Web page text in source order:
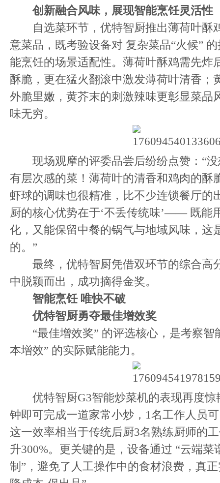
创新融合风味，展现智能烹饪灵活性
自选菜环节，优特智厨推出薄荷叶酥
意菜品，既考验设备对 复杂菜品“火候”
能烹饪的场景适配性。薄荷叶酥鸡需先炸
酥脆，更在猛火翻滚中激发薄荷叶清香；
外脆里嫩，黄芥末的刺激辣味更彰显菜品
味无穷。
现场观摩的评委品尝后纷纷点赞：“没
有层次感的菜！薄荷叶的清香和鸡肉的酥
虾球的调味也很精准，比不少连锁餐厅的
厨的核心优势在于‘不丢传统味’—— 既能
化，又能保留中餐的锅气与地域风味，这
的。”
最终，优特智厨凭借双环节的综合高
中脱颖而出，成功摘得金奖。
智能烹饪 唯快不破
优特智厨勇夺最佳增效奖
“最佳增效奖” 的评选核心，是考察智
本增效” 的实际赋能能力。
优特智厨G3智能炒菜机的表现再度惊
钟即可完成一道家常小炒，1名工作人员
这一效率相当于传统后厨3名熟练厨师的
升300%。更关键的是，设备通过 “云端菜
制”，避免了人工操作中的食材浪费，真正